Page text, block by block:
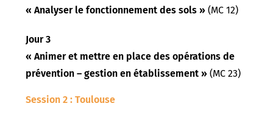
« Analyser le fonctionnement des sols » (MC 12)
Jour 3
« Animer et mettre en place des opérations de
prévention – gestion en établissement »(MC 23)
Session 2 : Toulouse